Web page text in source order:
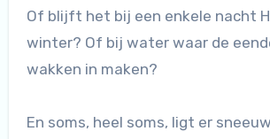
Of blijft het bij een enkele nacht
winter? Of bij water waar de
wakken in maken?
En soms, heel soms, ligt er